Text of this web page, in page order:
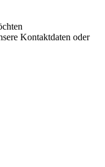
Kontaktdaten oder